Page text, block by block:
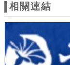
相關連結